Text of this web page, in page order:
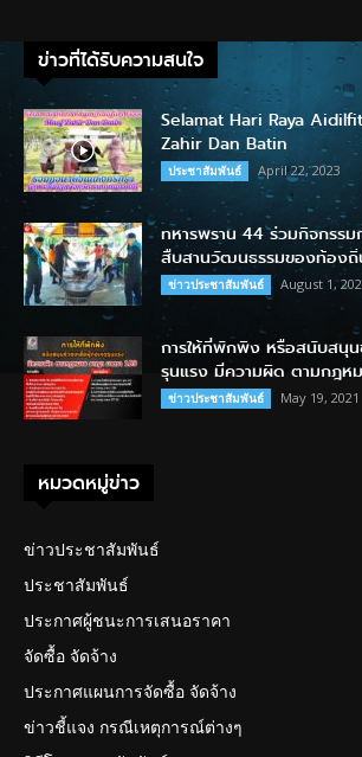
ข่าวที่ได้รับความสนใจ
Selamat Hari Raya
Zahir Dan Batin
ประชาสัมพันธ์ April 22, 2023
ทหารพราน 44 ร่วมกิจกรร
สืบสานวัฒนธรรมของท้องถิ่
ข่าวประชาสัมพันธ์ August 1,
การให้ที่พักพิง หรือสนับสนุน
รุนแรง มีความผิด ตามกฎห
ข่าวประชาสัมพันธ์ May 19, 2021
หมวดหมู่ข่าว
ข่าวประชาสัมพันธ์
ประชาสัมพันธ์
ประกาศผู้ชนะการเสนอราคา
จัดซื้อ จัดจ้าง
ประกาศแผนการจัดซื้อ จัดจ้าง
ข่าวชี้แจง กรณีเหตุการณ์ต่างๆ